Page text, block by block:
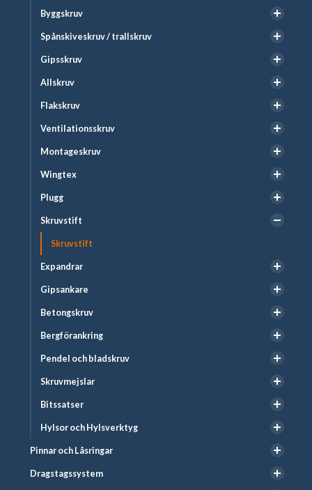
Byggskruv
Spånskiveskruv / trallskruv
Gipsskruv
Allskruv
Flakskruv
Ventilationsskruv
Montageskruv
Wingtex
Plugg
Skruvstift
Skruvstift
Expandrar
Gipsankare
Betongskruv
Bergförankring
Pendel och bladskruv
Skruvmejslar
Bitssatser
Hylsor och Hylsverktyg
Pinnar och Låsringar
Dragstagssystem